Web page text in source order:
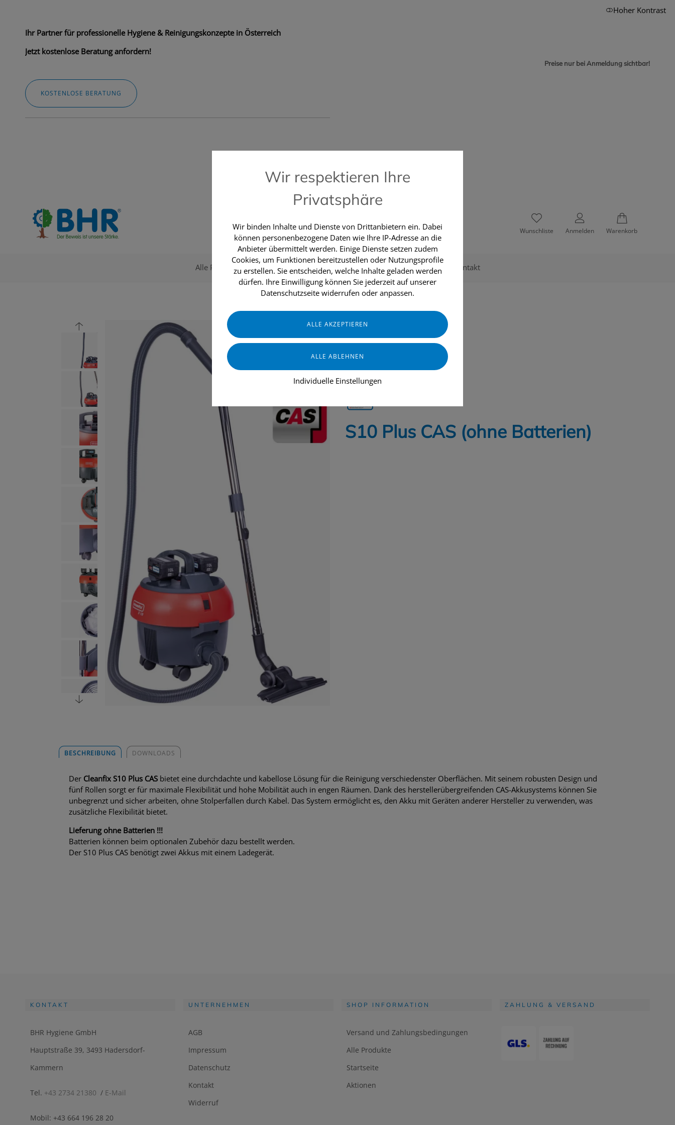
Ihr Partner für professionelle Hygiene & Reinigungskonzepte in Österreich
Jetzt kostenlose Beratung anfordern!
KOSTENLOSE BERATUNG
Preise nur bei Anmeldung sichtbar!
📞 Kostenlose Hotline +43 664 196 28 20
Hoher Kontrast
Wunschliste Anmelden Warenkorb
Alle Produkte Aktionen Topseller Über uns Kontakt
HAUS & HEIM GERÄTE & ZUBEHÖR
S10 Plus CAS (ohne Batterien)
BESCHREIBUNG DOWNLOADS
Der Cleanfix S10 Plus CAS bietet eine durchdachte und kabellose Lösung für die Reinigung verschiedenster Oberflächen. Mit seinem robusten Design und
fünf Rollen sorgt er für maximale Flexibilität und hohe Mobilität auch in engen Räumen. Dank des herstellerübergreifenden CAS-Akkusystems können Sie
unbegrenzt und sicher arbeiten, ohne Stolperfallen durch Kabel. Das System ermöglicht es, den Akku mit Geräten anderer Hersteller zu verwenden, was
zusätzliche Flexibilität bietet.
Lieferung ohne Batterien !!!
Batterien können beim optionalen Zubehör dazu bestellt werden.
Der S10 Plus CAS benötigt zwei Akkus mit einem Ladegerät.
Wir respektieren Ihre
Privatsphäre
Wir binden Inhalte und Dienste von Drittanbietern ein. Dabei
können personenbezogene Daten wie Ihre IP-Adresse an die
Anbieter übermittelt werden. Einige Dienste setzen zudem
Cookies, um Funktionen bereitzustellen oder Nutzungsprofile
zu erstellen. Sie entscheiden, welche Inhalte geladen werden
dürfen. Ihre Einwilligung können Sie jederzeit auf unserer
Datenschutzseite widerrufen oder anpassen.
Individuelle Einstellungen
KONTAKT
BHR Hygiene GmbH
Hauptstraße 39, 3493 Hadersdorf-
Kammern
Tel. +43 2734 21380 / E-Mail
Mobil: +43 664 196 28 20
UNTERNEHMEN
AGB
Impressum
Datenschutz
Kontakt
Widerruf
SHOP INFORMATION
Versand und Zahlungsbedingungen
Alle Produkte
Startseite
Aktionen
ZAHLUNG & VERSAND